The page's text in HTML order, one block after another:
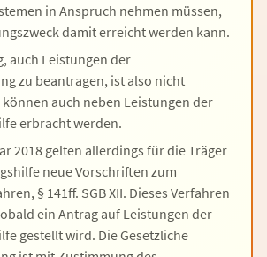
in Anspruch nehmen müssen,
damit erreicht werden kann.
auch Leistungen der
zu beantragen, ist also nicht
auch neben Leistungen der
erbracht werden.
2018 gelten allerdings für die Träger
neue Vorschriften zum
§ 141ff. SGB XII. Dieses Verfahren
ein Antrag auf Leistungen der
gestellt wird. Die Gesetzliche